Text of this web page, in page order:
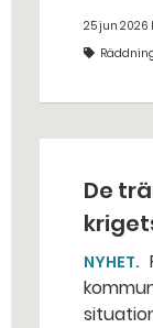
25 jun 2026
De
NYHET